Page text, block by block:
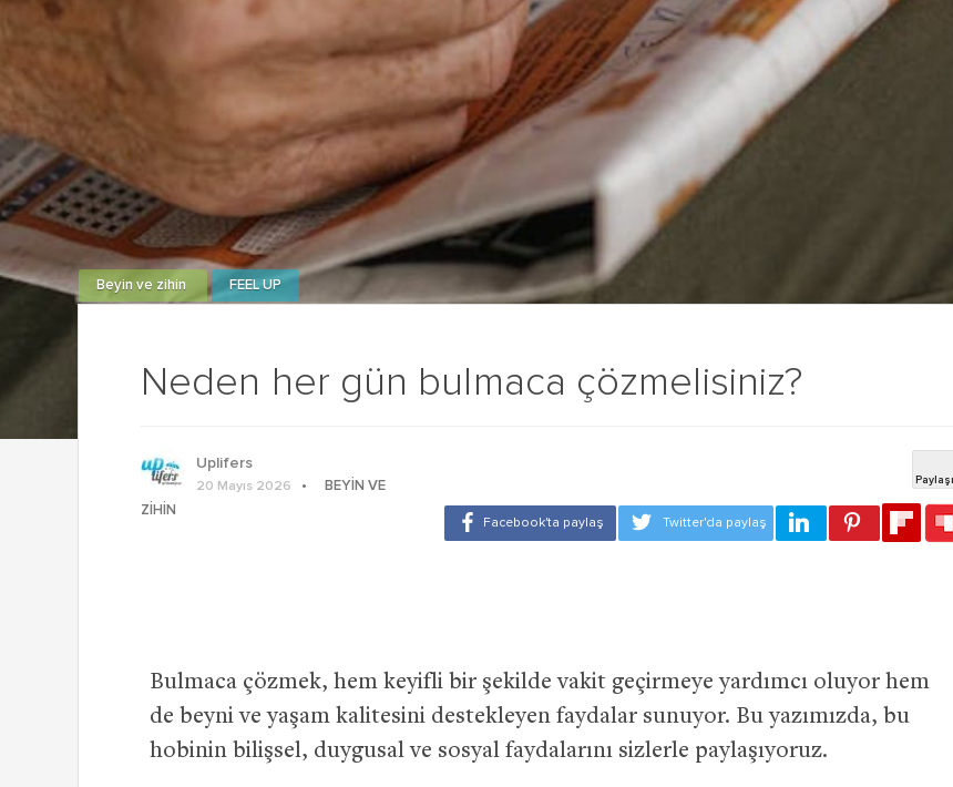
Neden her gün bulmaca çözmelisiniz?
Beyin ve zihin FEEL UP
Uplifers
20 Mayıs 2026
BEYIN VE
ZIHIN
Bulmaca çözmek, hem keyifli bir şekilde vakit geçirmeye yardımcı oluyor hem
de beyni ve yaşam kalitesini destekleyen faydalar sunuyor. Bu yazımızda, bu
hobinin bilişsel, duygusal ve sosyal faydalarını sizlerle paylaşıyoruz.